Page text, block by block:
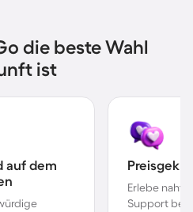
die beste Wahl
ist
auf dem
Erlebe
Support bei